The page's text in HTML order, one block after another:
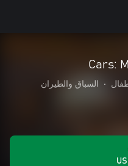
Cars:
• السباق والطيران